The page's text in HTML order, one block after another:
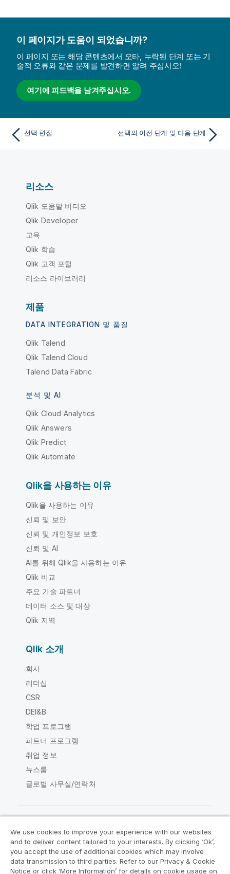
이 페이지가 도움이 되었습니까?
이 페이지 또는 해당 콘텐츠에서 오타, 누락된 단계 또는 기
술적 오류와 같은 문제를 발견하면 알려 주십시오!
여기에 피드백을 남겨주십시오.
선택 편집 선택의 이전 단계 및 다음 단계
리소스
Qlik 도움말 비디오
Qlik Developer
교육
Qlik 학습
Qlik 고객 포털
리소스 라이브러리
제품
DATA INTEGRATION 및 품질
Qlik Talend
Qlik Talend Cloud
Talend Data Fabric
분석 및 AI
Qlik Cloud Analytics
Qlik Answers
Qlik Predict
Qlik Automate
Qlik을 사용하는 이유
Qlik을 사용하는 이유
신뢰 및 보안
신뢰 및 개인정보 보호
신뢰 및 AI
AI를 위해 Qlik을 사용하는 이유
Qlik 비교
주요 기술 파트너
데이터 소스 및 대상
Qlik 지역
Qlik 소개
회사
리더십
CSR
DEI&B
학업 프로그램
파트너 프로그램
취업 정보
뉴스룸
글로벌 사무실/연락처
Qlik Community
법적 계약 제품 약관
Legal Policies
We use cookies to improve your experience with our websites
and to deliver content tailored to your interests. By clicking ‘Ok’,
you accept the use of additional cookies which may involve
data transmission to third parties. Refer to our Privacy & Cookie
Notice or click ‘More Information’ for details on cookie usage on